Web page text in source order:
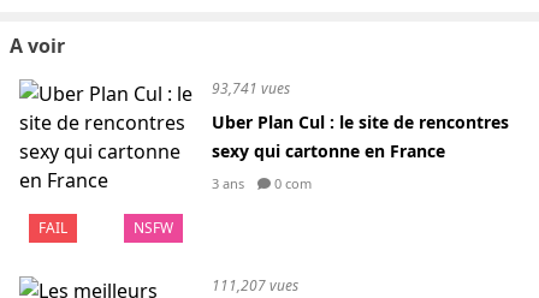
A voir
FAIL NSFW
93,741 vues
Uber Plan Cul : le site de rencontres
sexy qui cartonne en France
3 ans 0 com
111,207 vues